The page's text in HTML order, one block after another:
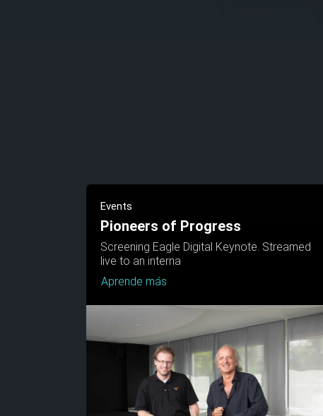
Events
Pioneers of Progress
Screening Eagle Digital Keynote. Streamed
live to an interna
Aprende más